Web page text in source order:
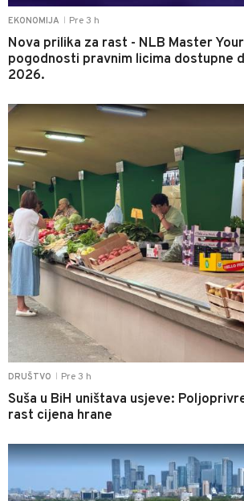
EKONOMIJA Pre 3 h
Nova prilika za rast - NLB Master
pogodnosti pravnim licima dostupne
2026.
DRUŠTVO Pre 3 h
Suša u BiH uništava usjeve:
rast cijena hrane